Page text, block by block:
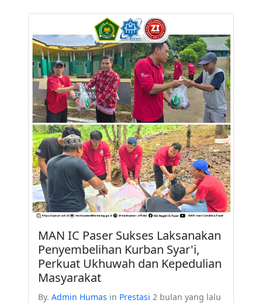
MAN IC Paser Sukses Laksanakan
Penyembelihan Kurban Syar'i,
Perkuat Ukhuwah dan Kepedulian
Masyarakat
By. Admin Humas in Prestasi 2 bulan yang lalu